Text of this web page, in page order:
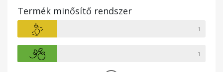
Termék minősítő rendszer
1
1